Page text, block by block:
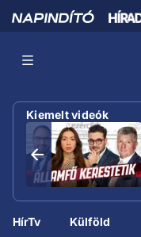
Kiemelt videók
HírTv Külföld